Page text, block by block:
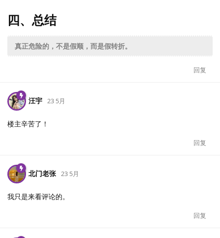
四、总结
真正危险的，不是假顺，而是假转折。
回复
汪宇 23 5月
楼主辛苦了！
回复
北门老张 23 5月
我只是来看评论的。
回复